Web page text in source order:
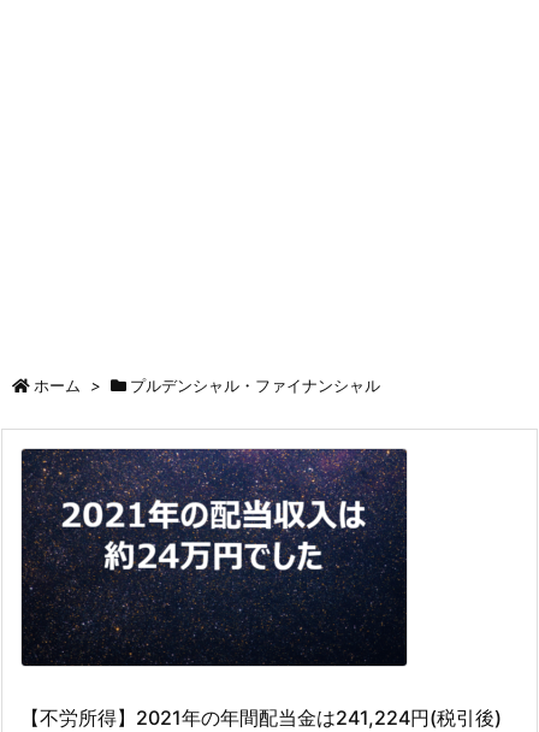
ホーム > プルデンシャル・ファイナンシャル
【不労所得】2021年の年間配当金は241,224円(税引後)